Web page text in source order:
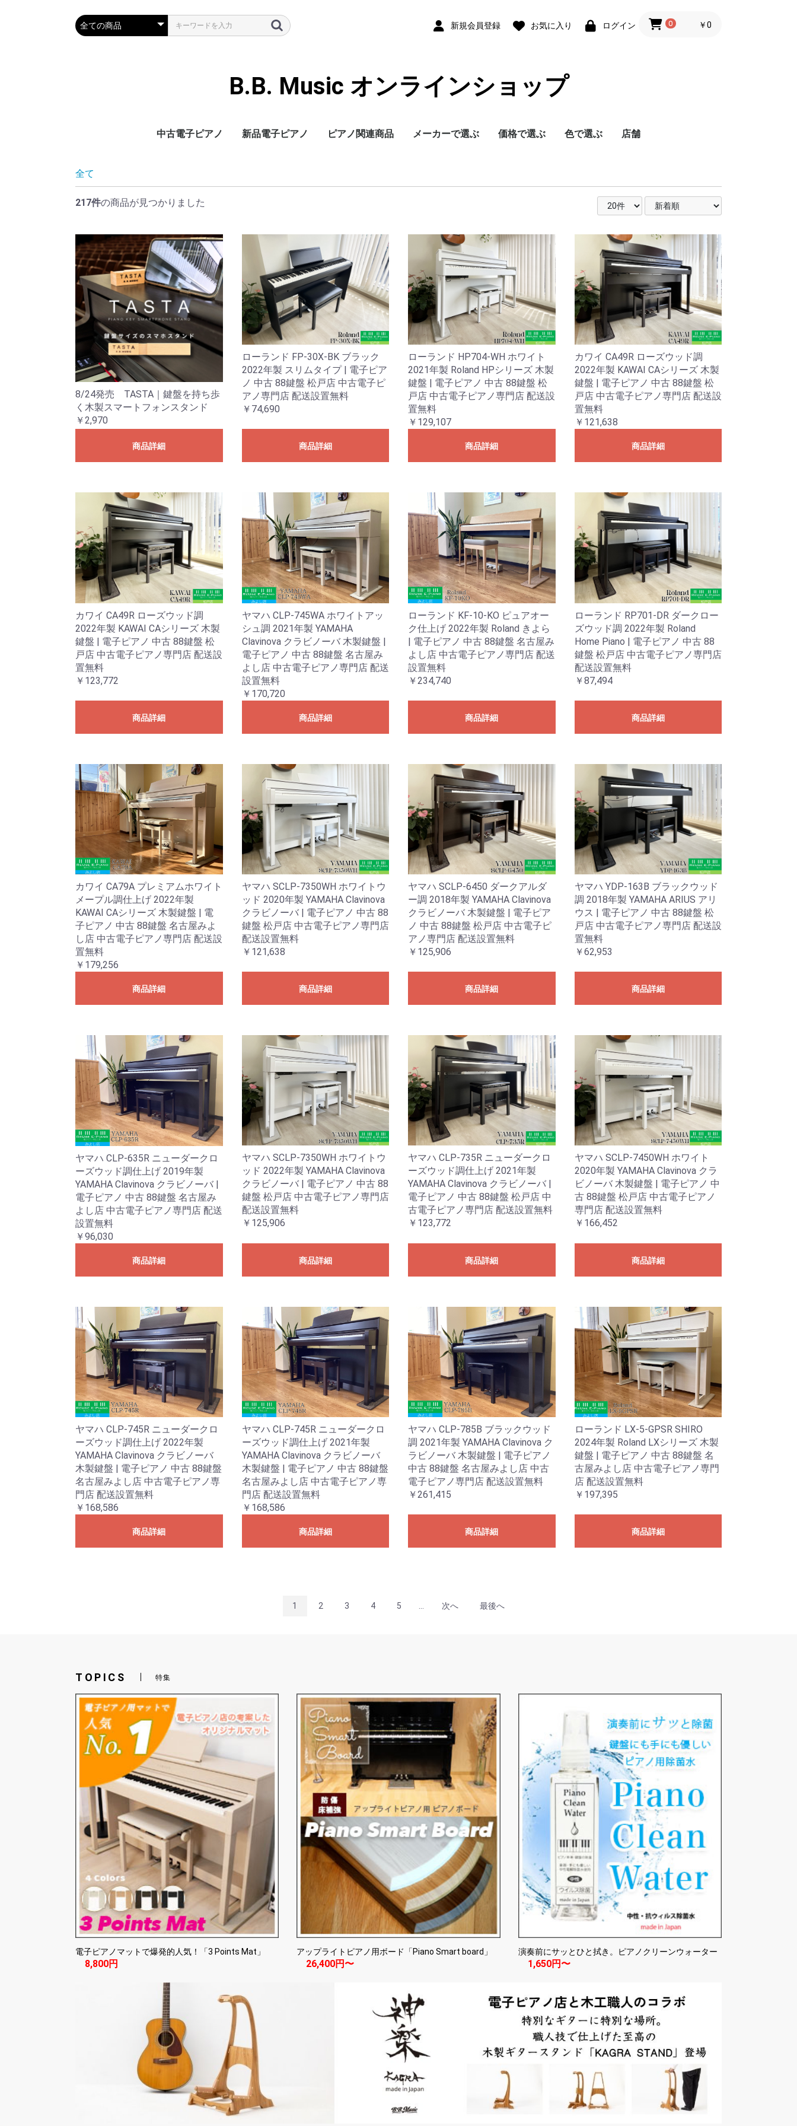
新規会員登録 お気に入り ログイン 0 ￥0
B.B. Music オンラインショップ
中古電子ピアノ 新品電子ピアノ ピアノ関連商品 メーカーで選ぶ 価格で選ぶ 色で選ぶ 店舗
全て
217件の商品が見つかりました
8/24発売 TASTA｜鍵盤を持ち歩
く木製スマートフォンスタンド
￥2,970
商品詳細
ローランド FP-30X-BK ブラック
2022年製 スリムタイプ | 電子ピア
ノ 中古 88鍵盤 松戸店 中古電子ピ
アノ専門店 配送設置無料
￥74,690
商品詳細
ローランド HP704-WH ホワイト
2021年製 Roland HPシリーズ 木製
鍵盤 | 電子ピアノ 中古 88鍵盤 松
戸店 中古電子ピアノ専門店 配送設
置無料
￥129,107
商品詳細
カワイ CA49R ローズウッド調
2022年製 KAWAI CAシリーズ 木製
鍵盤 | 電子ピアノ 中古 88鍵盤 松
戸店 中古電子ピアノ専門店 配送設
置無料
￥121,638
商品詳細
カワイ CA49R ローズウッド調
2022年製 KAWAI CAシリーズ 木製
鍵盤 | 電子ピアノ 中古 88鍵盤 松
戸店 中古電子ピアノ専門店 配送設
置無料
￥123,772
商品詳細
ヤマハ CLP-745WA ホワイトアッ
シュ調 2021年製 YAMAHA
Clavinova クラビノーバ 木製鍵盤 |
電子ピアノ 中古 88鍵盤 名古屋み
よし店 中古電子ピアノ専門店 配送
設置無料
￥170,720
商品詳細
ローランド KF-10-KO ピュアオー
ク仕上げ 2022年製 Roland きよら
| 電子ピアノ 中古 88鍵盤 名古屋み
よし店 中古電子ピアノ専門店 配送
設置無料
￥234,740
商品詳細
ローランド RP701-DR ダークロー
ズウッド調 2022年製 Roland
Home Piano | 電子ピアノ 中古 88
鍵盤 松戸店 中古電子ピアノ専門店
配送設置無料
￥87,494
商品詳細
カワイ CA79A プレミアムホワイト
メープル調仕上げ 2022年製
KAWAI CAシリーズ 木製鍵盤 | 電
子ピアノ 中古 88鍵盤 名古屋みよ
し店 中古電子ピアノ専門店 配送設
置無料
￥179,256
商品詳細
ヤマハ SCLP-7350WH ホワイトウ
ッド 2020年製 YAMAHA Clavinova
クラビノーバ | 電子ピアノ 中古 88
鍵盤 松戸店 中古電子ピアノ専門店
配送設置無料
￥121,638
商品詳細
ヤマハ SCLP-6450 ダークアルダ
ー調 2018年製 YAMAHA Clavinova
クラビノーバ 木製鍵盤 | 電子ピア
ノ 中古 88鍵盤 松戸店 中古電子ピ
アノ専門店 配送設置無料
￥125,906
商品詳細
ヤマハ YDP-163B ブラックウッド
調 2018年製 YAMAHA ARIUS アリ
ウス | 電子ピアノ 中古 88鍵盤 松
戸店 中古電子ピアノ専門店 配送設
置無料
￥62,953
商品詳細
ヤマハ CLP-635R ニューダークロ
ーズウッド調仕上げ 2019年製
YAMAHA Clavinova クラビノーバ |
電子ピアノ 中古 88鍵盤 名古屋み
よし店 中古電子ピアノ専門店 配送
設置無料
￥96,030
商品詳細
ヤマハ SCLP-7350WH ホワイトウ
ッド 2022年製 YAMAHA Clavinova
クラビノーバ | 電子ピアノ 中古 88
鍵盤 松戸店 中古電子ピアノ専門店
配送設置無料
￥125,906
商品詳細
ヤマハ CLP-735R ニューダークロ
ーズウッド調仕上げ 2021年製
YAMAHA Clavinova クラビノーバ |
電子ピアノ 中古 88鍵盤 松戸店 中
古電子ピアノ専門店 配送設置無料
￥123,772
商品詳細
ヤマハ SCLP-7450WH ホワイト
2020年製 YAMAHA Clavinova クラ
ビノーバ 木製鍵盤 | 電子ピアノ 中
古 88鍵盤 松戸店 中古電子ピアノ
専門店 配送設置無料
￥166,452
商品詳細
ヤマハ CLP-745R ニューダークロ
ーズウッド調仕上げ 2022年製
YAMAHA Clavinova クラビノーバ
木製鍵盤 | 電子ピアノ 中古 88鍵盤
名古屋みよし店 中古電子ピアノ専
門店 配送設置無料
￥168,586
商品詳細
ヤマハ CLP-745R ニューダークロ
ーズウッド調仕上げ 2021年製
YAMAHA Clavinova クラビノーバ
木製鍵盤 | 電子ピアノ 中古 88鍵盤
名古屋みよし店 中古電子ピアノ専
門店 配送設置無料
￥168,586
商品詳細
ヤマハ CLP-785B ブラックウッド
調 2021年製 YAMAHA Clavinova ク
ラビノーバ 木製鍵盤 | 電子ピアノ
中古 88鍵盤 名古屋みよし店 中古
電子ピアノ専門店 配送設置無料
￥261,415
商品詳細
ローランド LX-5-GPSR SHIRO
2024年製 Roland LXシリーズ 木製
鍵盤 | 電子ピアノ 中古 88鍵盤 名
古屋みよし店 中古電子ピアノ専門
店 配送設置無料
￥197,395
商品詳細
1 2 3 4 5 次へ 最後へ
TOPICS 特集
電子ピアノマットで爆発的人気！「3 Points Mat」
8,800円
アップライトピアノ用ボード「Piano Smart board」
26,400円〜
演奏前にサッとひと拭き。ピアノクリーンウォーター
1,650円〜